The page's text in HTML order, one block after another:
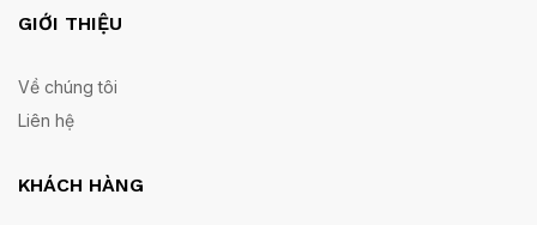
GIỚI THIỆU
Về chúng tôi
Liên hệ
KHÁCH HÀNG